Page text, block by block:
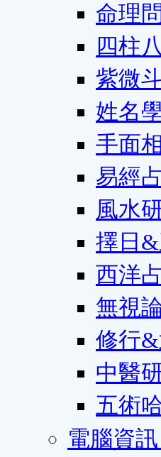
命理
四柱
紫微
姓名
手面相
易經
風水
擇日
西洋
無視
修行
中醫
五術
電腦資訊